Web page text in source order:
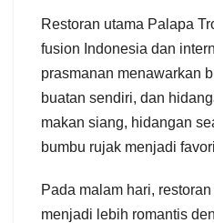
Restoran utama Palapa
fusion Indonesia dan
prasmanan menawarkan
buatan sendiri, dan
makan siang, hidangan
bumbu rujak menjadi
Pada malam hari,
menjadi lebih romantis